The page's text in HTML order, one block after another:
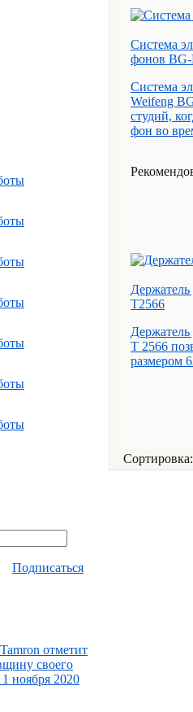
Подписаться
отметит
своего
ноября 2020
Система
фонов
Система
Weifeng
студий,
фон во
Держатель
T2566
Держатель
Т 2566
размером